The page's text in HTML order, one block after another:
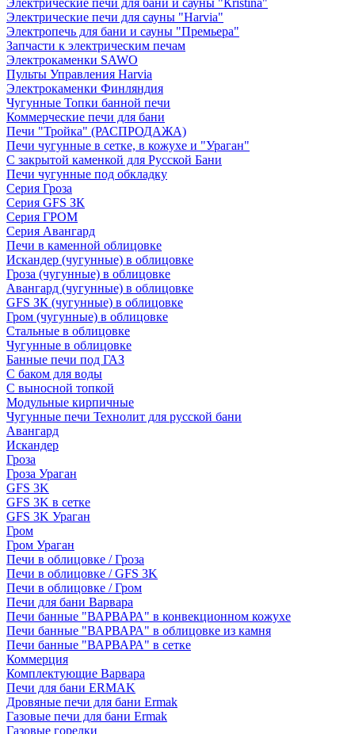
Электрические печи для бани и сауны "Кristina"
Электрические печи для сауны "Harvia"
Электропечь для бани и сауны "Премьера"
Запчасти к электрическим печам
Электрокаменки SAWO
Пульты Управления Harvia
Электрокаменки Финляндия
Чугунные Топки банной печи
Коммерческие печи для бани
Печи "Тройка" (РАСПРОДАЖА)
Печи чугунные в сетке, в кожухе и "Ураган"
С закрытой каменкой для Русской Бани
Печи чугунные под обкладку
Серия Гроза
Серия GFS ЗК
Серия ГРОМ
Серия Авангард
Печи в каменной облицовке
Искандер (чугунные) в облицовке
Гроза (чугунные) в облицовке
Авангард (чугунные) в облицовке
GFS ЗК (чугунные) в облицовке
Гром (чугунные) в облицовке
Стальные в облицовке
Чугунные в облицовке
Банные печи под ГАЗ
С баком для воды
С выносной топкой
Модульные кирпичные
Чугунные печи Технолит для русской бани
Авангард
Искандер
Гроза
Гроза Ураган
GFS 3K
GFS 3K в сетке
GFS 3K Ураган
Гром
Гром Ураган
Печи в облицовке / Гроза
Печи в облицовке / GFS 3K
Печи в облицовке / Гром
Печи для бани Варвара
Печи банные "ВАРВАРА" в конвекционном кожухе
Печи банные "ВАРВАРА" в облицовке из камня
Печи банные "ВАРВАРА" в сетке
Коммерция
Комплектующие Варвара
Печи для бани ERMAK
Дровяные печи для бани Ermak
Газовые печи для бани Ermak
Газовые горелки